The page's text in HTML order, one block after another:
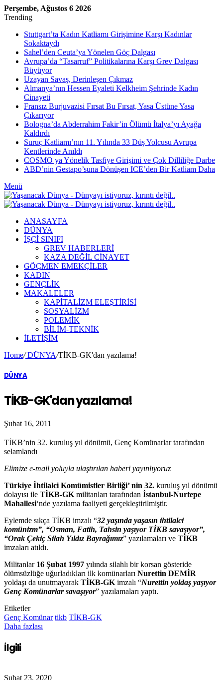
Perşembe, Ağustos 6 2026
Trending
Stuttgart’ta Kadın Katliamı Girişimine Karşı Kadınlar
Sokaktaydı
Sahel’den Ceuta’ya Yönelen Göç Dalgası
Avrupa’da “Tasarruf” Politikalarına Karşı Grev Dalgası
Büyüyor
Uzayan Savaş, Derinleşen Çıkmaz
Almanya’nın Hessen Eyaleti Kelkheim Şehrinde Kadın
Cinayeti
Fransız Burjuvazisi Fırsat Bu Fırsat, Yasa Üstüne Yasa
Çıkarıyor
Bologna’da Abderrahim Fakir’in Ölümü İtalya’yı Ayağa
Kaldırdı
Suruç Katliamı’nın 11. Yılında 33 Düş Yolcusu Avrupa
Kentlerinde Anıldı
COSMO ya Yönelik Tasfiye Girişimi ve Çok Dilliliğe Darbe
ABD’nin Gestapo’suna Dönüşen ICE’den Bir Katliam Daha
Menü
ANASAYFA
DÜNYA
İŞÇİ SINIFI
GREV HABERLERİ
KAZA DEĞİL CİNAYET
GÖÇMEN EMEKÇİLER
KADIN
GENÇLİK
MAKALELER
KAPİTALİZM ELEŞTİRİSİ
SOSYALİZM
POLEMİK
BİLİM-TEKNİK
ILETIŞIM
Home/DÜNYA/TİKB-GK'dan yazılama!
DÜNYA
TİKB-GK'dan yazılama!
Şubat 16, 2011
TİKB’nin 32. kuruluş yıl dönümü, Genç Komünarlar tarafından
selamlandı
Elimize e-mail yoluyla ulaştırılan haberi yayınlıyoruz
Türkiye İhtilalci Komümistler Birliği’ nin 32. kuruluş yıl dönümü
dolayısı ile TİKB-GK militanları tarafından İstanbul-Nurtepe
Mahallesi‘nde yazılama faaliyeti gerçekleştirilmiştir.
Eylemde sıkça TİKB imzalı “32 yaşında yaşasın ihtilalci
komünizm”, “Osman, Fatih, Tahsin yaşıyor TİKB savaşıyor”,
“Orak Çekiç Silah Yıldız Bayrağımız” yazılamaları ve TİKB
imzaları atıldı.
Militanlar 16 Şubat 1997 yılında silahlı bir korsan gösteride
ölümsüzlüğe uğurladıkları ilk komünarları Nurettin DEMİR
yoldaşı da unutmayarak TİKB-GK imzalı “Nurettin yoldaş yaşıyor
Genç Komünarlar savaşıyor” yazılamaları yaptı.
Etiketler
Genç Komünar tikb TİKB-GK
Daha fazlası
İlgili
Şubat 23, 2020